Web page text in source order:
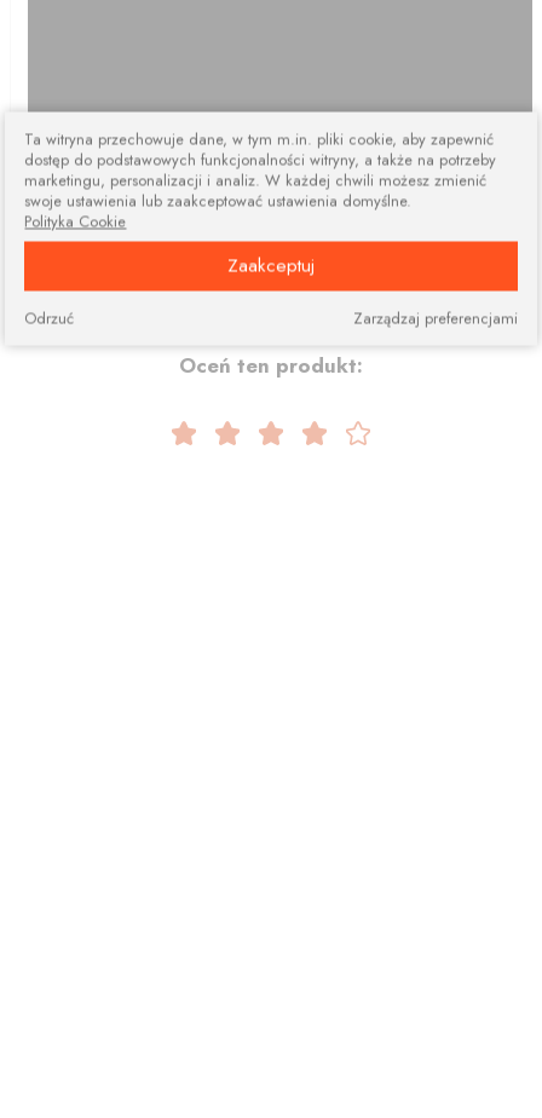
Oceń ten produkt:
Ta witryna przechowuje dane, w tym m.in. pliki cookie, aby zapewnić
dostęp do podstawowych funkcjonalności witryny, a także na potrzeby
marketingu, personalizacji i analiz. W każdej chwili możesz zmienić
swoje ustawienia lub zaakceptować ustawienia domyślne.
Polityka Cookie
Zaakceptuj
Zarządzaj preferencjami
Odrzuć